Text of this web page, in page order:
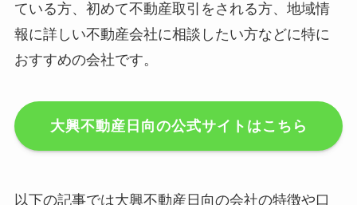
ている方、初めて不動産取引をされる方、地域情
報に詳しい不動産会社に相談したい方などに特に
おすすめの会社です。
大興不動産日向の公式サイトはこちら
以下の記事では大興不動産日向の会社の特徴や口